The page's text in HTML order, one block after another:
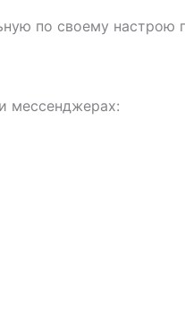
по своему настрою
мессенджерах: